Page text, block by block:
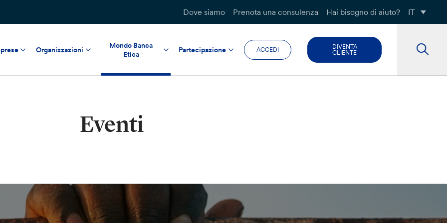
Dove siamo Prenota una consulenza Hai bisogno di aiuto? IT
Organizzazioni
Mondo Banca
Etica
Partecipazione ACCEDI
DIVENTA
CLIENTE
Eventi